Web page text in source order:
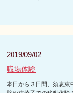
2019/09/02
職場体験
本日から３日間、須恵東